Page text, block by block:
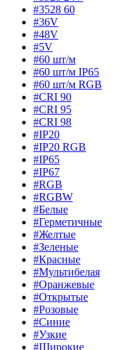
#3528 60
#36V
#48V
#5V
#60 шт/м
#60 шт/м IP65
#60 шт/м RGB
#CRI 90
#CRI 95
#CRI 98
#IP20
#IP20 RGB
#IP65
#IP67
#RGB
#RGBW
#Белые
#Герметичные
#Желтые
#Зеленые
#Красные
#Мультибелая
#Оранжевые
#Открытые
#Розовые
#Синие
#Узкие
#Широкие